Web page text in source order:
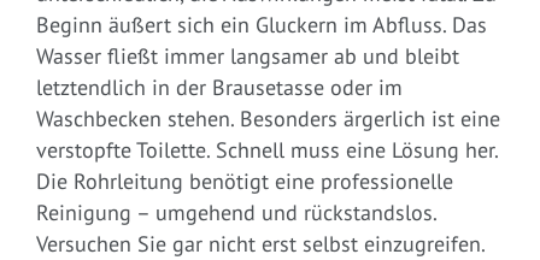
Beginn äußert sich ein Gluckern im Abfluss. Das
Wasser fließt immer langsamer ab und bleibt
letztendlich in der Brausetasse oder im
Waschbecken stehen. Besonders ärgerlich ist eine
verstopfte Toilette. Schnell muss eine Lösung her.
Die Rohrleitung benötigt eine professionelle
Reinigung – umgehend und rückstandslos.
Versuchen Sie gar nicht erst selbst einzugreifen.